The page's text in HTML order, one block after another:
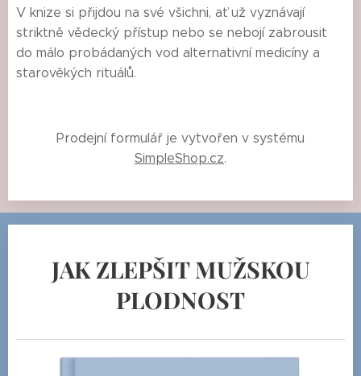
V knize si přijdou na své všichni, ať už vyznávají
striktně vědecký přístup nebo se nebojí zabrousit
do málo probádaných vod alternativní medicíny a
starověkých rituálů.
Prodejní formulář je vytvořen v systému
SimpleShop.cz.
JAK ZLEPŠIT MUŽSKOU
PLODNOST